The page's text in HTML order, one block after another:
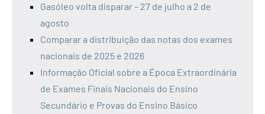
Gasóleo volta disparar – 27 de julho a 2 de
agosto
Comparar a distribuição das notas dos exames
nacionais de 2025 e 2026
Informação Oficial sobre a Época Extraordinária
de Exames Finais Nacionais do Ensino
Secundário e Provas do Ensino Básico